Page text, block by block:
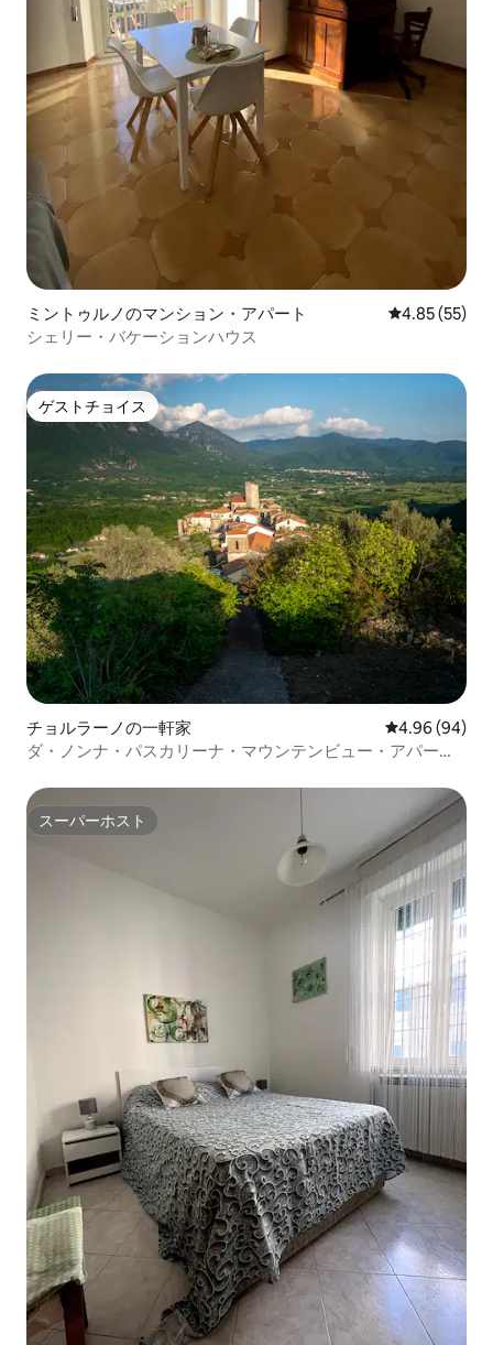
ミントゥルノのマンション・アパート レビュー55
4.85 (55)
シェリー・バケーションハウス
ゲストチョイス
ゲストチョイス
チョルラーノの一軒家 レビュー94件
4.96 (94)
ダ・ノンナ・パスカリーナ・マウンテンビュー・アパート
スーパーホスト
スーパーホスト